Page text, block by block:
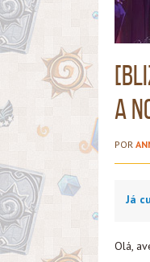
a
POR
Já
Olá,